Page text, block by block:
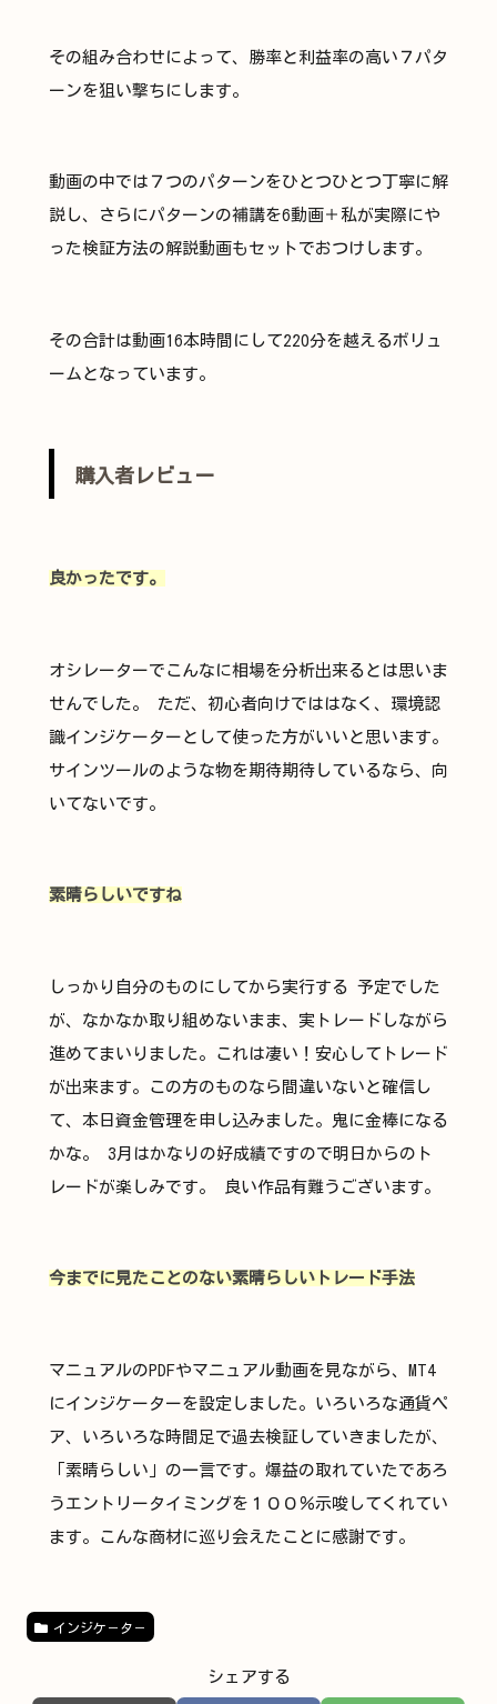
その組み合わせによって、勝率と利益率の高い７パタ
ーンを狙い撃ちにします。
動画の中では７つのパターンをひとつひとつ丁寧に解
説し、さらにパターンの補講を6動画＋私が実際にや
った検証方法の解説動画もセットでおつけします。
その合計は動画16本時間にして220分を越えるボリュ
ームとなっています。
購入者レビュー
良かったです。
オシレーターでこんなに相場を分析出来るとは思いま
せんでした。 ただ、初心者向けでははなく、環境認
識インジケーターとして使った方がいいと思います。
サインツールのような物を期待期待しているなら、向
いてないです。
素晴らしいですね
しっかり自分のものにしてから実行する 予定でした
が、なかなか取り組めないまま、実トレードしながら
進めてまいりました。これは凄い！安心してトレード
が出来ます。この方のものなら間違いないと確信し
て、本日資金管理を申し込みました。鬼に金棒になる
かな。 3月はかなりの好成績ですので明日からのト
レードが楽しみです。 良い作品有難うございます。
今までに見たことのない素晴らしいトレード手法
マニュアルのPDFやマニュアル動画を見ながら、MT4
にインジケーターを設定しました。いろいろな通貨ペ
ア、いろいろな時間足で過去検証していきましたが、
「素晴らしい」の一言です。爆益の取れていたであろ
うエントリータイミングを１００％示唆してくれてい
ます。こんな商材に巡り会えたことに感謝です。
インジケ－タ－
シェアする